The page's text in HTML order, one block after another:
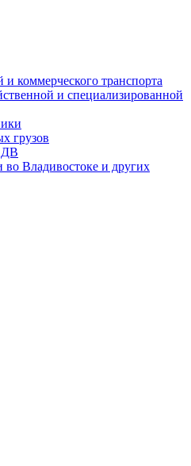
и коммерческого транспорта
и специализированной
грузов
ДВ
во Владивостоке и других